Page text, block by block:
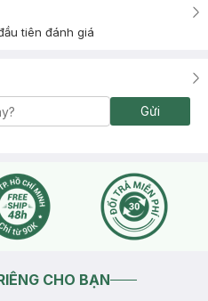
tiên đánh giá
Gửi
CHO BẠN